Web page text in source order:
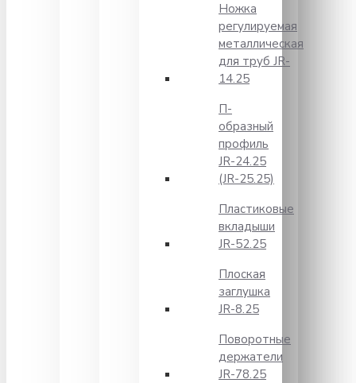
Ножка
регулируемая
металлическая
для труб JR-
14.25
П-
образный
профиль
JR-24.25
(JR-25.25)
Пластиковые
вкладыши
JR-52.25
Плоская
заглушка
JR-8.25
Поворотные
держатели
JR-78.25